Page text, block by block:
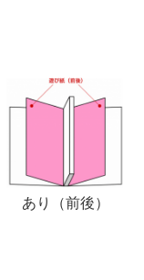
あり（前後）